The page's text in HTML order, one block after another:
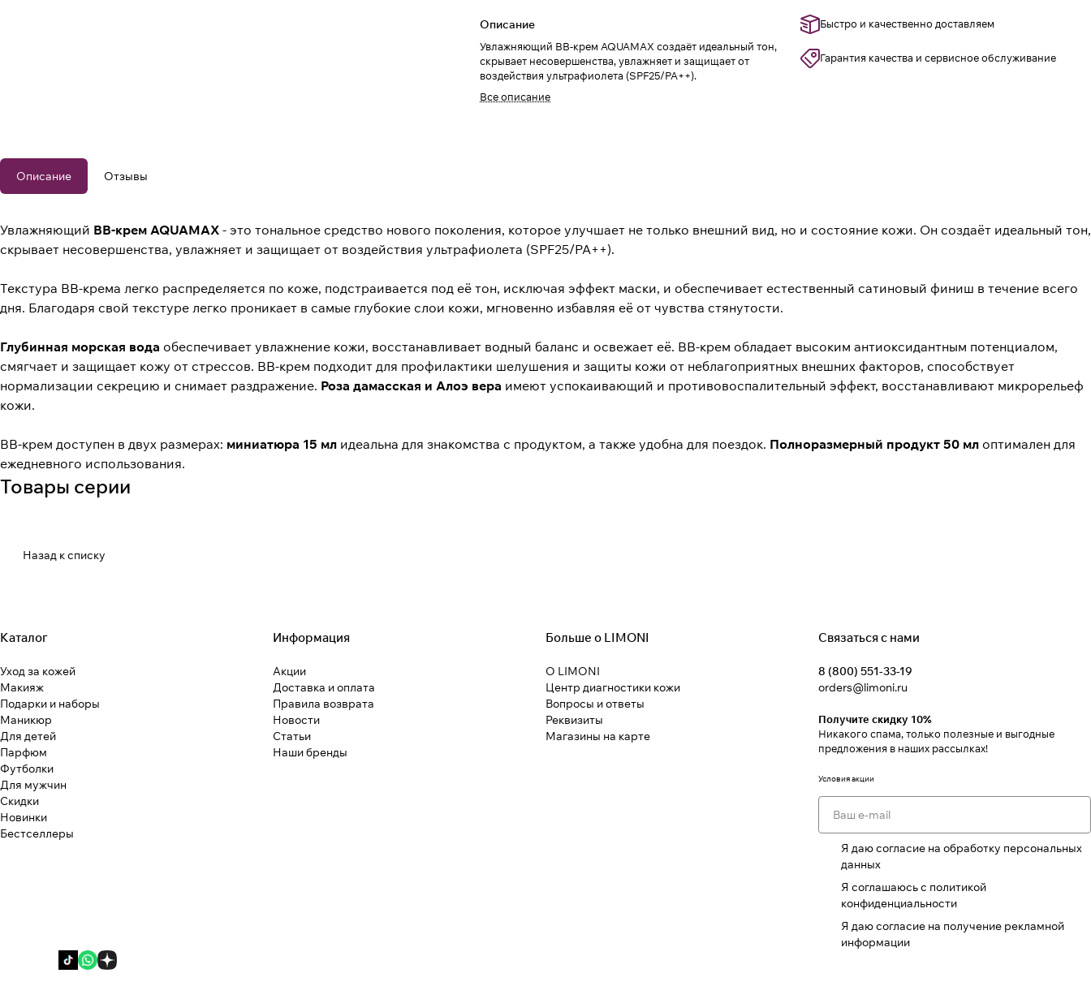
Описание
Увлажняющий BB-крем AQUAMAX создаёт идеальный тон,
скрывает несовершенства, увлажняет и защищает от
воздействия ультрафиолета (SPF25/PA++).
Все описание
Быстро и качественно доставляем
Гарантия качества и сервисное обслуживание
Описание Отзывы
Увлажняющий BB-крем AQUAMAX - это тональное средство нового поколения, которое улучшает не только внешний вид, но и состояние кожи. Он создаёт идеальный тон,
скрывает несовершенства, увлажняет и защищает от воздействия ультрафиолета (SPF25/PA++).
Текстура BB-крема легко распределяется по коже, подстраивается под её тон, исключая эффект маски, и обеспечивает естественный сатиновый финиш в течение всего
дня. Благодаря свой текстуре легко проникает в самые глубокие слои кожи, мгновенно избавляя её от чувства стянутости.
Глубинная морская вода обеспечивает увлажнение кожи, восстанавливает водный баланс и освежает её. BB-крем обладает высоким антиоксидантным потенциалом,
смягчает и защищает кожу от стрессов. BB-крем подходит для профилактики шелушения и защиты кожи от неблагоприятных внешних факторов, способствует
нормализации секрецию и снимает раздражение. Роза дамасская и Алоэ вера имеют успокаивающий и противовоспалительный эффект, восстанавливают микрорельеф
кожи.
BB-крем доступен в двух размерах: миниатюра 15 мл идеальна для знакомства с продуктом, а также удобна для поездок. Полноразмерный продукт 50 мл оптимален для
ежедневного использования.
Товары серии
Назад к списку
Каталог
Уход за кожей
Макияж
Подарки и наборы
Маникюр
Для детей
Парфюм
Футболки
Для мужчин
Скидки
Новинки
Бестселлеры
Информация
Акции
Доставка и оплата
Правила возврата
Новости
Статьи
Наши бренды
Больше о LIMONI
О LIMONI
Центр диагностики кожи
Вопросы и ответы
Реквизиты
Магазины на карте
Связаться с нами
8 (800) 551-33-19
orders@limoni.ru
Получите скидку 10%
Никакого спама, только полезные и выгодные
предложения в наших рассылках!
Условия акции
Я даю согласие на обработку персональных
данных
Я соглашаюсь с политикой
конфиденциальности
Я даю согласие на получение рекламной
информации